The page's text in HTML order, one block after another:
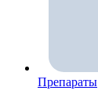
Препараты